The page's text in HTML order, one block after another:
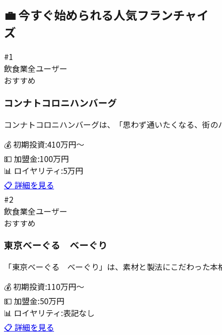
💼 今すぐ始められる人気フランチャイ
ズ
#1
飲食業全ユーザー
おすすめ
コンナトコロニハンバーグ
コンナトコロニハンバーグは、「思わず通いたくなる、街
💰 初期投資:410万円〜
💵 加盟金:100万円
📊 ロイヤリティ:5万円
📋 詳細を見る
#2
飲食業全ユーザー
おすすめ
東京べーぐる べーぐり
「東京べーぐる べーぐり」は、素材と製法にこだわった
💰 初期投資:110万円〜
💵 加盟金:50万円
📊 ロイヤリティ:表記なし
📋 詳細を見る